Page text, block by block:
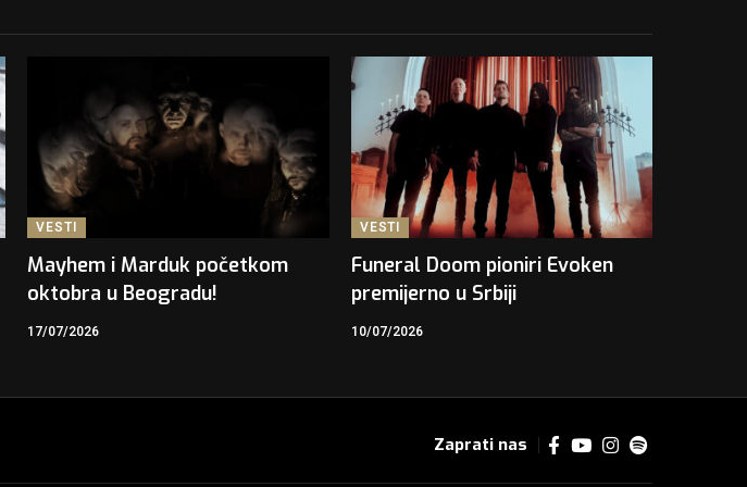
VESTI
Mayhem i Marduk početkom
oktobra u Beogradu!
17/07/2026
VESTI
Funeral Doom pioniri Evoken
premijerno u Srbiji
10/07/2026
Zaprati nas